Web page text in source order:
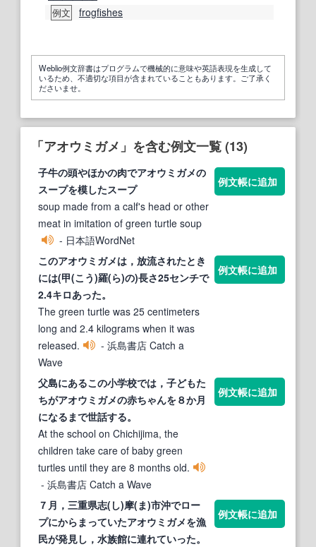
例文 frogfishes
Weblio例文辞書はプログラムで機械的に意味や英語表現を生成して
いるため、不適切な項目が含まれていることもあります。ご了承く
ださいませ。
「アオウミガメ」を含む例文一覧 (13)
子牛の頭やほかの肉でアオウミガメの
スープを模したスープ
soup made from a calf's head or other
meat in imitation of green turtle soup
- 日本語WordNet
例文帳に追加
このアオウミガメは，放流されたとき
には(甲(こう)羅(ら)の)長さ25センチで
2.4キロあった。
The green turtle was 25 centimeters
long and 2.4 kilograms when it was
released.
- 浜島書店 Catch a
Wave
例文帳に追加
父島にあるこの小学校では，子どもた
ちがアオウミガメの赤ちゃんを８か月
になるまで世話する。
At the school on Chichijima, the
children take care of baby green
turtles until they are 8 months old.
- 浜島書店 Catch a Wave
例文帳に追加
７月，三重県志(し)摩(ま)市沖でロー
プにからまっていたアオウミガメを漁
民が発見し，水族館に連れていった。
例文帳に追加